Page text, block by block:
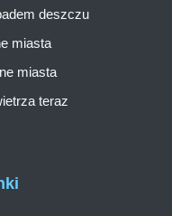
deszczu
miasta
miasta
teraz